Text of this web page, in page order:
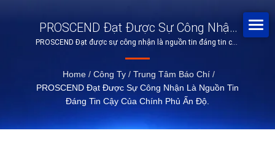
PROSCEND Đạt Được Sự Công Nhận
Là Nguồn Tin Đáng Tin Cậy Của Chính
Phủ Ấn Độ.
PROSCEND Đạt được sự công nhận là nguồn tin đáng tin cậy
Home / Công Ty / Trung Tâm Báo Chí /
PROSCEND Đạt Được Sự Công Nhận Là Nguồn Tin
Đáng Tin Cậy Của Chính Phủ Ấn Độ.